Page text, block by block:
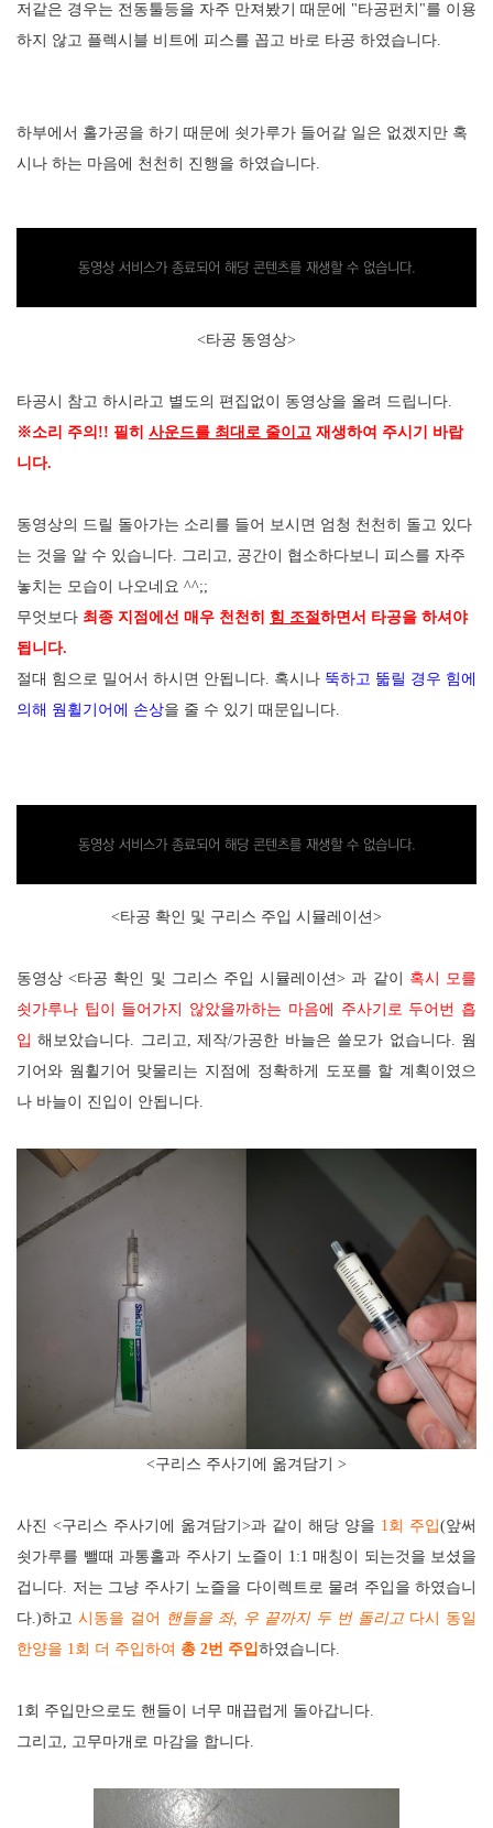
저같은 경우는 전동툴등을 자주 만져봤기 때문에 "타공펀치"를 이용
하지 않고 플렉시블 비트에 피스를 꼽고 바로 타공 하였습니다.
하부에서 홀가공을 하기 때문에 쇳가루가 들어갈 일은 없겠지만 혹
시나 하는 마음에 천천히 진행을 하였습니다.
동영상 서비스가 종료되어 해당 콘텐츠를 재생할 수 없습니다.
<타공 동영상>
타공시 참고 하시라고 별도의 편집없이 동영상을 올려 드립니다.
※소리 주의!! 필히 사운드를 최대로 줄이고 재생하여 주시기 바랍
니다.
동영상의 드릴 돌아가는 소리를 들어 보시면 엄청 천천히 돌고 있다
는 것을 알 수 있습니다. 그리고, 공간이 협소하다보니 피스를 자주
놓치는 모습이 나오네요 ^^;;
무엇보다 최종 지점에선 매우 천천히 힘 조절하면서 타공을 하셔야
됩니다.
절대 힘으로 밀어서 하시면 안됩니다. 혹시나 뚝하고 뚧릴 경우 힘에
의해 웜휠기어에 손상을 줄 수 있기 때문입니다.
동영상 서비스가 종료되어 해당 콘텐츠를 재생할 수 없습니다.
<타공 확인 및 구리스 주입 시뮬레이션>
동영상 <타공 확인 및 그리스 주입 시뮬레이션> 과 같이 혹시 모를
쇳가루나 팁이 들어가지 않았을까하는 마음에 주사기로 두어번 흡
입해보았습니다. 그리고, 제작/가공한 바늘은 쓸모가 없습니다. 웜
기어와 웜휠기어 맞물리는 지점에 정확하게 도포를 할 계획이였으
나 바늘이 진입이 안됩니다.
<구리스 주사기에 옮겨담기 >
사진 <구리스 주사기에 옮겨담기>과 같이 해당 양을 1 회 주입(앞써
쇳가루를 뺄때 과통홀과 주사기 노즐이 1:1 매칭이 되는것을 보셨을
겁니다. 저는 그냥 주사기 노즐을 다이렉트로 물려 주입을 하였습니
다.)하고 시동을 걸어 핸들을 좌, 우 끝까지 두 번 돌리고 다시 동일
한양을 1 회 더 주입하여 총 2번 주입하였습니다
1 회 주입만으로도 핸들이 너무 매끕럽게 돌아갑니다
그리고
고무마개로 마감을 합니다